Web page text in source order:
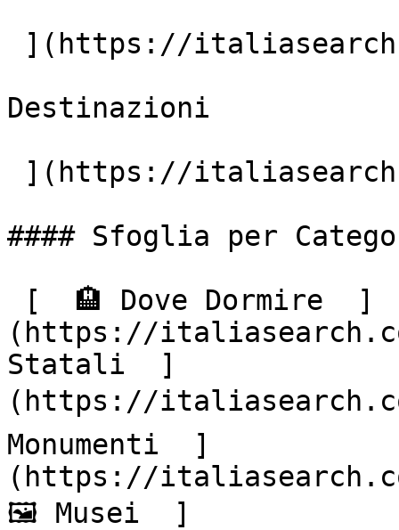
Destinazioni
#### Sfoglia per
(https://
Statali  ]
(https://
Monumenti  ]
(https://
🖼️ Musei  ]